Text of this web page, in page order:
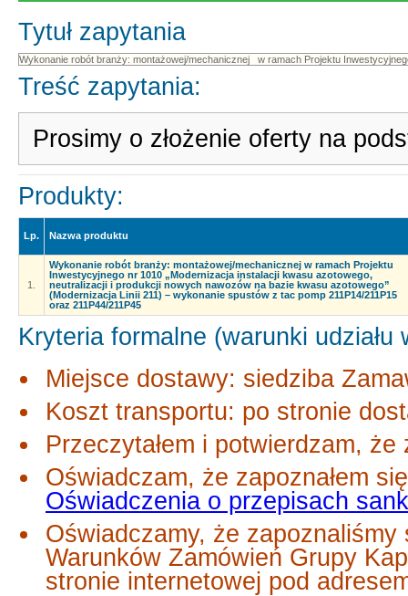
Tytuł zapytania
Treść zapytania:
Prosimy o złożenie oferty na
Produkty:
Lp. Nazwa produktu
1.
Wykonanie robót branży: montażowej/mechanicznej w ramach Projektu
Inwestycyjnego nr 1010 „Modernizacja instalacji kwasu azotowego,
neutralizacji i produkcji nowych nawozów na bazie kwasu azotowego”
(Modernizacja Linii 211) – wykonanie spustów z tac pomp 211P14/211P15
oraz 211P44/211P45
Kryteria formalne (warunki udziału
Miejsce dostawy: siedziba
Koszt transportu: po stronie
Przeczytałem i potwierdzam,
Oświadczam, że zapoznałem
Oświadczenia o przepisach
Oświadczamy, że
Warunków Zamówień Grupy
stronie internetowej pod